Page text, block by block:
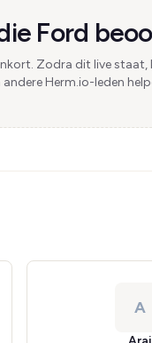
Ford
Zodra dit live staat,
Herm.io-leden
A